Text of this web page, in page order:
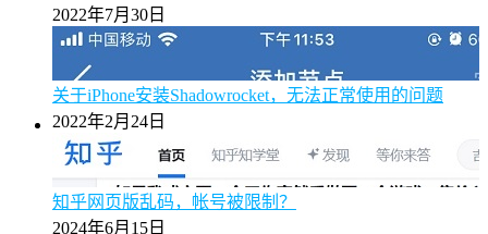
2022年7月30日
关于iPhone安装Shadowrocket，无法正常使用的问题
2022年2月24日
知乎网页版乱码，帐号被限制？
2024年6月15日